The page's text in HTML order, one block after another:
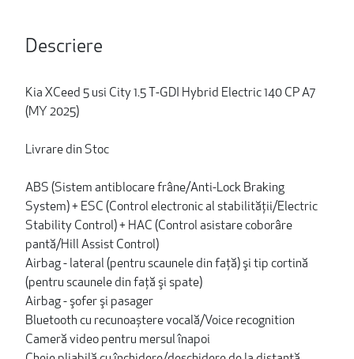
Descriere
Kia XCeed 5 usi City 1.5 T-GDI Hybrid Electric 140 CP A7
(MY 2025)
Livrare din Stoc
ABS (Sistem antiblocare frâne/Anti-Lock Braking
System) + ESC (Control electronic al stabilităţii/Electric
Stability Control) + HAC (Control asistare coborâre
pantă/Hill Assist Control)
Airbag - lateral (pentru scaunele din faţă) şi tip cortină
(pentru scaunele din faţă şi spate)
Airbag - şofer şi pasager
Bluetooth cu recunoaștere vocală/Voice recognition
Cameră video pentru mersul înapoi